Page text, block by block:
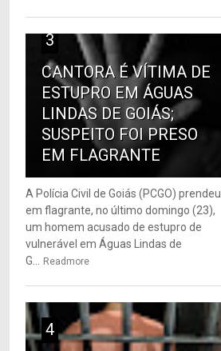
3
CANTORA É VÍTIMA DE
ESTUPRO EM ÁGUAS
LINDAS DE GOIÁS;
SUSPEITO FOI PRESO
EM FLAGRANTE
A Polícia Civil de Goiás (PCGO) prendeu
em flagrante, no último domingo (23),
um homem acusado de estupro de
vulnerável em Águas Lindas de
G...
Readmore
4